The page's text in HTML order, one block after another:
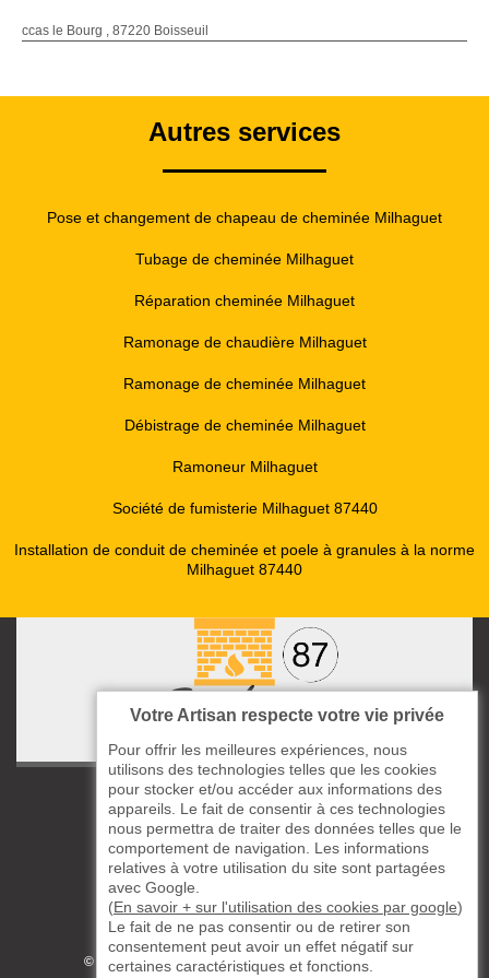
ccas le Bourg , 87220 Boisseuil
Autres services
Pose et changement de chapeau de cheminée Milhaguet
Tubage de cheminée Milhaguet
Réparation cheminée Milhaguet
Ramonage de chaudière Milhaguet
Ramonage de cheminée Milhaguet
Débistrage de cheminée Milhaguet
Ramoneur Milhaguet
Société de fumisterie Milhaguet 87440
Installation de conduit de cheminée et poele à granules à la norme
Milhaguet 87440
ccas le Bourg
87220 Boisseuil
05 33 06 14 49
06 37 57 44 80
Siret : 823732649
©2019 - 2026 TOUS DROITS RÉSERVÉS
Votre Artisan respecte votre vie privée
Pour offrir les meilleures expériences, nous
utilisons des technologies telles que les cookies
pour stocker et/ou accéder aux informations des
appareils. Le fait de consentir à ces technologies
nous permettra de traiter des données telles que le
comportement de navigation. Les informations
relatives à votre utilisation du site sont partagées
avec Google.
(En savoir + sur l'utilisation des cookies par google)
Le fait de ne pas consentir ou de retirer son
consentement peut avoir un effet négatif sur
certaines caractéristiques et fonctions.